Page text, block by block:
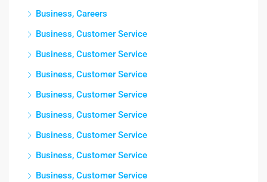
Business, Careers
Business, Customer Service
Business, Customer Service
Business, Customer Service
Business, Customer Service
Business, Customer Service
Business, Customer Service
Business, Customer Service
Business, Customer Service